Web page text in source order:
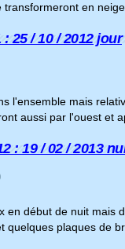
transformeront en
25 / 10 / 2012 jour
l'ensemble mais
aussi par l'ouest et
: 19 / 02 / 2013
en début de nuit mais
quelques plaques de